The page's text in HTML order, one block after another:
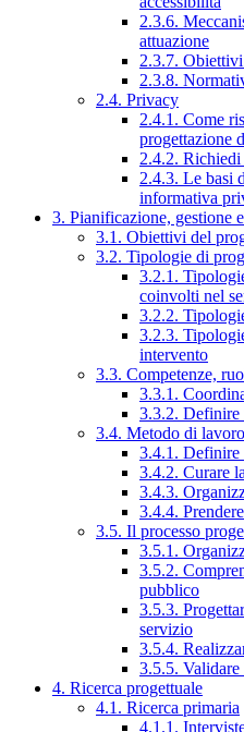
2.3.6.
attuazione
2.3.7.
2.3.8.
2.4. Privacy
2.4.1. Come
progettazione
2.4.2. Richiedi
2.4.3. Le basi
informativa
3. Pianificazione, gestione
3.1. Obiettivi del
3.2. Tipologie di
3.2.1.
coinvolti nel
3.2.2.
3.2.3.
intervento
3.3. Competenze,
3.3.1.
3.3.2. Definire
3.4. Metodo di lavoro
3.4.1. Definire
3.4.2. Curare
3.4.3.
3.4.4.
3.5. Il processo
3.5.1.
3.5.2.
pubblico
3.5.3.
servizio
3.5.4.
3.5.5. Validare
4. Ricerca progettuale
4.1. Ricerca primaria
4.1.1.